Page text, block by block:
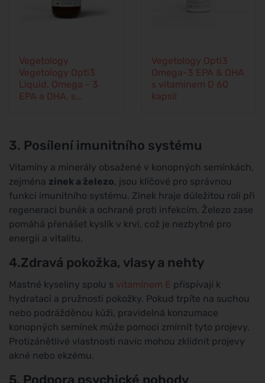
Vegetology
Vegetology Opti3
Liquid. Omega - 3
EPA a DHA, s
Vegetology Opti3
Omega-3 EPA & DHA
s vitaminem D 60
kapslí
3. Posílení imunitního systému
Vitamíny a minerály obsažené v konopných semínkách,
zejména zinek a železo, jsou klíčové pro správnou
funkci imunitního systému. Zinek hraje důležitou roli při
regeneraci buněk a ochraně proti infekcím. Železo zase
pomáhá přenášet kyslík v krvi, což je nezbytné pro
energii a vitalitu.
4.Zdravá pokožka, vlasy a nehty
Mastné kyseliny spolu s vitamínem E přispívají k
hydrataci a pružnosti pokožky. Pokud trpíte na suchou
nebo podrážděnou kůži, pravidelná konzumace
konopných semínek může pomoci zmírnit tyto projevy.
Protizánětlivé vlastnosti navíc mohou zklidnit projevy
akné nebo ekzému.
5. Podpora psychické pohody